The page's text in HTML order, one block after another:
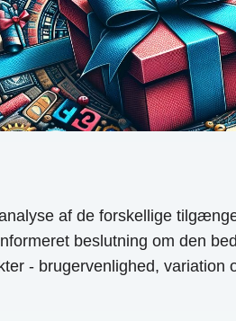
af de forskellige
beslutning om den
- brugervenlighed, variation